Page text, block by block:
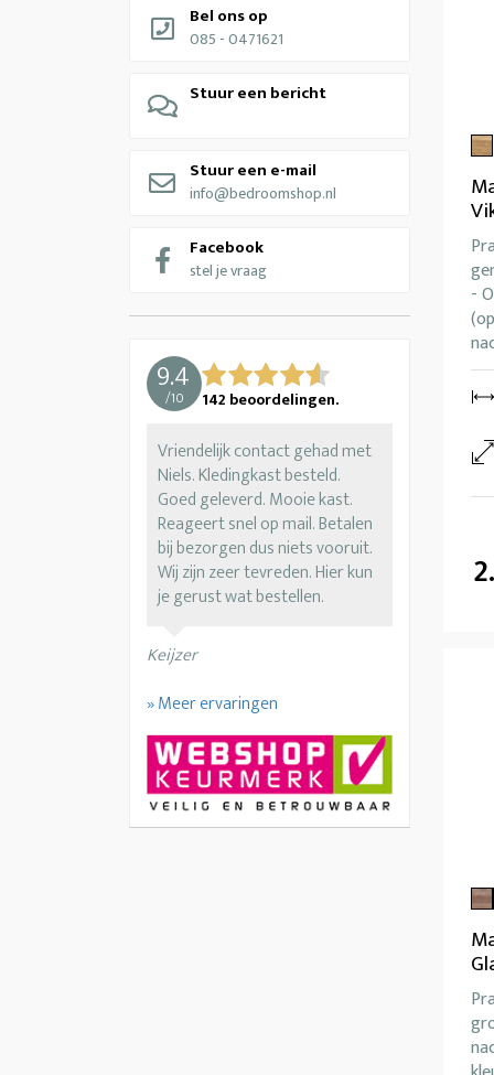
Bel ons op
085 - 0471621
Stuur een bericht
Stuur een e-mail
info@bedroomshop.nl
Facebook
stel je vraag
9.4
/10 142 beoordelingen.
Vriendelijk contact gehad met
Niels. Kledingkast besteld.
Goed geleverd. Mooie kast.
Reageert snel op mail. Betalen
bij bezorgen dus niets vooruit.
Wij zijn zeer tevreden. Hier kun
je gerust wat bestellen.
Keijzer
» Meer ervaringen
-